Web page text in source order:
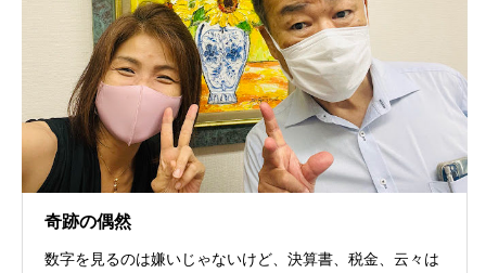
奇跡の偶然
数字を見るのは嫌いじゃないけど、決算書、税金、云々は